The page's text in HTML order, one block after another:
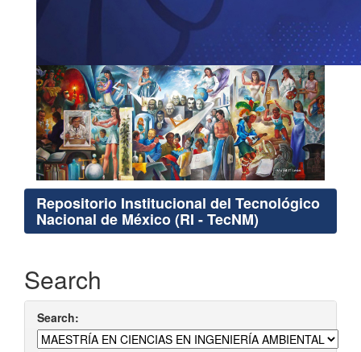
Repositorio Institucional del Tecnológico
Nacional de México (RI - TecNM)
Search
Search: